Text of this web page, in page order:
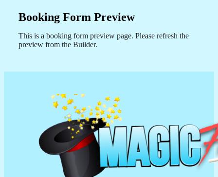
Booking Form Preview
This is a booking form preview page. Please refresh the
preview from the Builder.